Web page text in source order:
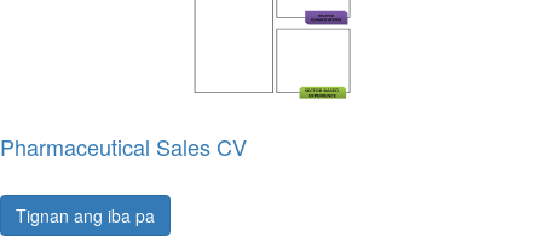
Pharmaceutical Sales CV
Tignan ang iba pa